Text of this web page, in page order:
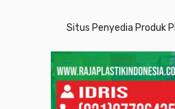
Situs Penyedia Produk